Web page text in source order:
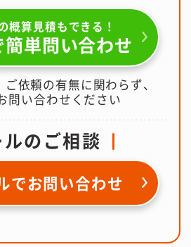
概算見積もできる！
単問い合わせ
依頼の有無に関わらず、
問い合わせください
のご相談
でお問い合わせ